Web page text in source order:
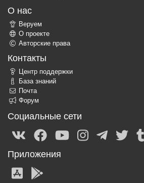
О нас
Веруем
О проекте
Авторские права
Контакты
Центр поддержки
База знаний
Почта
Форум
Социальные сети
Приложения